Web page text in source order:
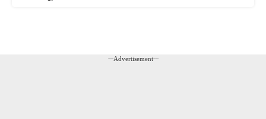
---Advertisement---